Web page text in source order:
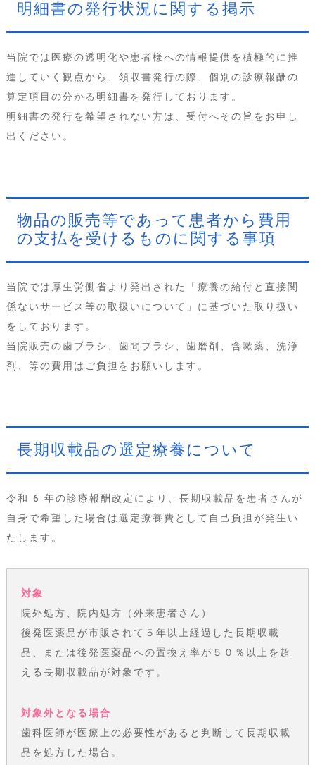
明細書の発行状況に関する掲示
当院では医療の透明化や患者様への情報提供を積極的に推
進していく観点から、領収書発行の際、個別の診療報酬の
算定項目の分かる明細書を発行しております。
明細書の発行を希望されない方は、受付へその旨をお申し
出ください。
物品の販売等であって患者から費用
の支払を受けるものに関する事項
当院では厚生労働省より発出された「療養の給付と直接関
係ないサービス等の取扱いについて」に基づいた取り扱い
をしております。
当院販売の歯ブラシ、歯間ブラシ、歯磨剤、含嗽薬、洗浄
剤、等の費用はご負担をお願いします。
長期収載品の選定療養について
令和 6 年の診療報酬改定により、長期収載品を患者さんが
自身で希望した場合は選定療養費として自己負担が発生い
たします。
対象
院外処方、院内処方（外来患者さん）
後発医薬品が市販されて５年以上経過した長期収載
品、または後発医薬品への置換え率が５０％以上を超
える長期収載品が対象です。
対象外となる場合
歯科医師が医療上の必要性があると判断して長期収載
品を処方した場合。